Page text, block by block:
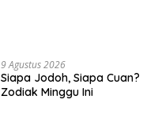
9 Agustus 2026
Siapa Jodoh, Siapa
Zodiak Minggu Ini